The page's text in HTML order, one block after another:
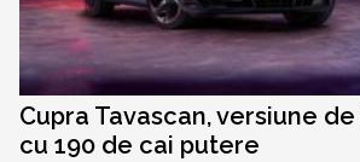
Cupra Tavascan, versiune
cu 190 de cai putere